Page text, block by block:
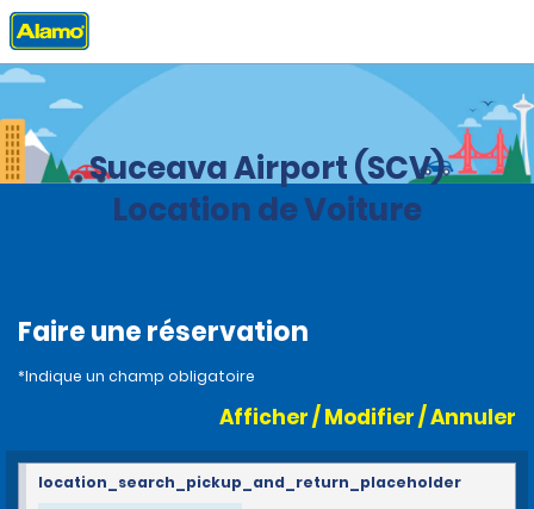
Accueil Agences
Suceava Airport (SCV)
Location de Voiture
Faire une réservation
*Indique un champ obligatoire
Afficher / Modifier / Annuler
location_search_pickup_and_return_placeholder